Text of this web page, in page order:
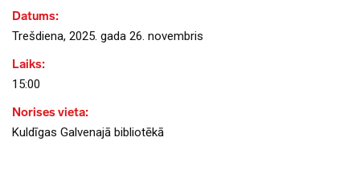
Datums:
Trešdiena, 2025. gada 26. novembris
Laiks:
15:00
Norises vieta:
Kuldīgas Galvenajā bibliotēkā